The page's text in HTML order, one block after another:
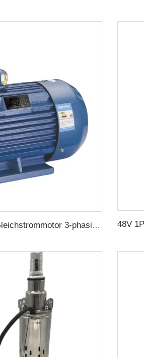
Eingang 1500rpm AC Gleichstrommotor 3-phasig 2.2kw 3hp Ausgang Dreiphasgenerator für Wechselstromgenerator